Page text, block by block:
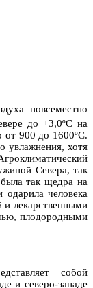
повсеместно
до +3,0ºС на
от 900 до 1600ºС.
увлажнения, хотя
Севера, так
так щедра на
одарила человека
лекарственными
плодородными
собой
и северо-западе